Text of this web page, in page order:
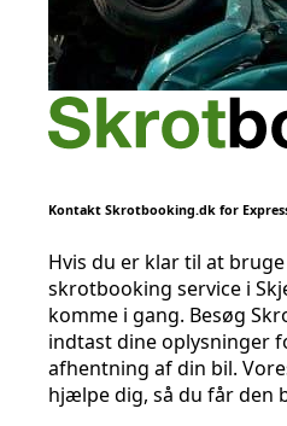
Kontakt Skrotbooking.dk for
Hvis du er klar til at
skrotbooking service i
komme i gang. Besøg
indtast dine oplysninger
afhentning af din bil.
hjælpe dig, så du får den